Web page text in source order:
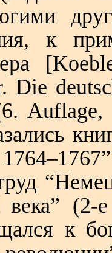
к
[
Die
”
века” (2-
к